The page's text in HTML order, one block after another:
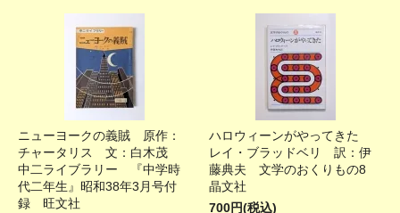
ニューヨークの義賊 原作：
チャータリス 文：白木茂
中二ライブラリー 『中学時
代二年生』昭和38年3月号付
録 旺文社
ハロウィーンがやってきた
レイ・ブラッドベリ 訳：伊
藤典夫 文学のおくりもの8
晶文社
700円(税込)